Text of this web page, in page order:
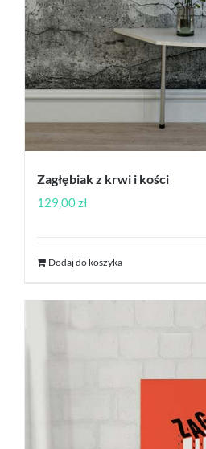
Zagłębiak z krwi i kości
129,00zł
Dodaj do koszyka